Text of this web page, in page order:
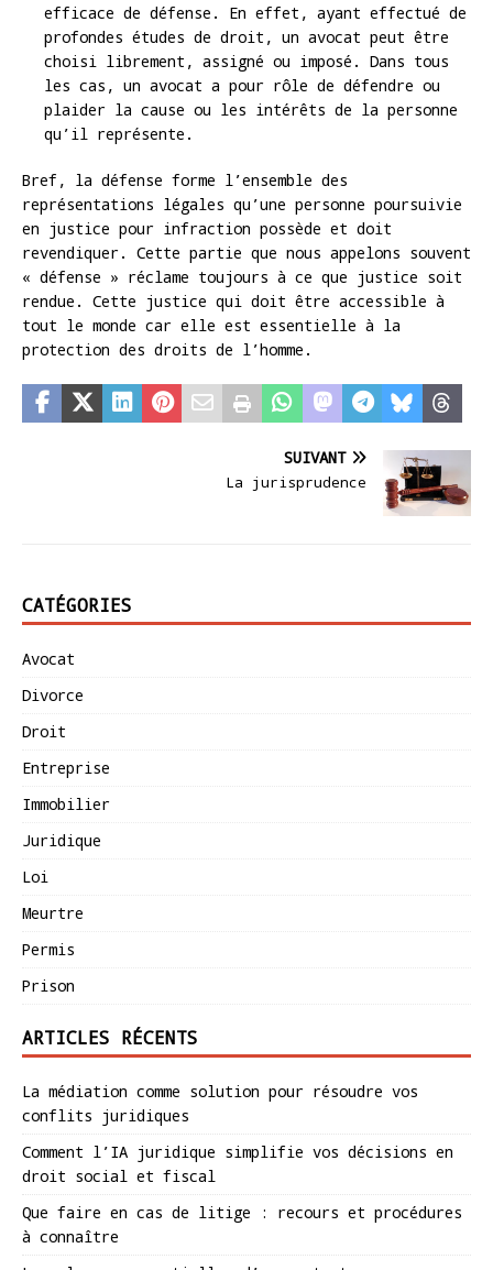
efficace de défense. En effet, ayant effectué de
profondes études de droit, un avocat peut être
choisi librement, assigné ou imposé. Dans tous
les cas, un avocat a pour rôle de défendre ou
plaider la cause ou les intérêts de la personne
qu’il représente.
Bref, la défense forme l’ensemble des
représentations légales qu’une personne poursuivie
en justice pour infraction possède et doit
revendiquer. Cette partie que nous appelons souvent
« défense » réclame toujours à ce que justice soit
rendue. Cette justice qui doit être accessible à
tout le monde car elle est essentielle à la
protection des droits de l’homme.
SUIVANT
La jurisprudence
CATÉGORIES
Avocat
Divorce
Droit
Entreprise
Immobilier
Juridique
Loi
Meurtre
Permis
Prison
ARTICLES RÉCENTS
La médiation comme solution pour résoudre vos
conflits juridiques
Comment l’IA juridique simplifie vos décisions en
droit social et fiscal
Que faire en cas de litige : recours et procédures
à connaître